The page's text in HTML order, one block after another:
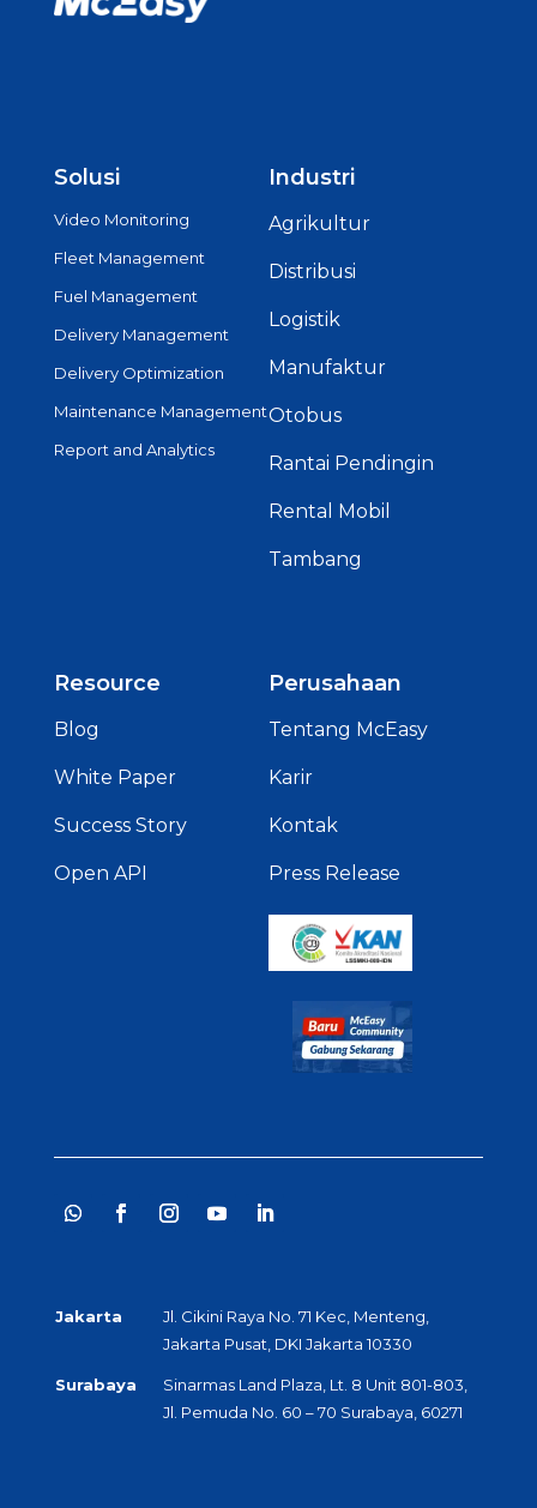
Solusi
Video Monitoring
Fleet Management
Fuel Management
Delivery Management
Delivery Optimization
Maintenance Management
Report and Analytics
Industri
Agrikultur
Distribusi
Logistik
Manufaktur
Otobus
Rantai Pendingin
Rental Mobil
Tambang
Resource
Blog
White Paper
Success Story
Open API
Perusahaan
Tentang McEasy
Karir
Kontak
Press Release
Jakarta
Jl. Cikini Raya No. 71 Kec, Menteng,
Jakarta Pusat, DKI Jakarta 10330
Surabaya
Sinarmas Land Plaza, Lt. 8 Unit 801-803,
Jl. Pemuda No. 60 – 70 Surabaya, 60271